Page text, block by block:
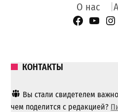
О нас
Facebook
КОНТАКТЫ
Вы стали свидетелем
чем поделится с редакцией?